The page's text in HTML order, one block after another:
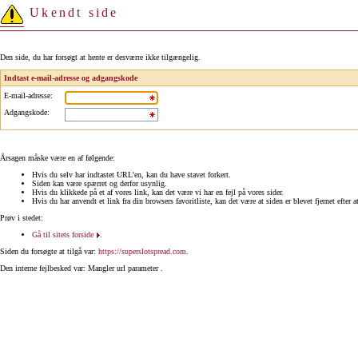
Ukendt side
Den side, du har forsøgt at hente er desværre ikke tilgængelig.
Indtast e-mail-adresse og adgangskode
E-mail-adresse:
Adgangskode:
Årsagen måske være en af følgende:
Hvis du selv har indtastet URL'en, kan du have stavet forkert.
Siden kan være spærret og derfor usynlig.
Hvis du klikkede på et af vores link, kan det være vi har en fejl på vores sider.
Hvis du har anvendt et link fra din browsers favoritliste, kan det være at siden er blevet fjernet efter
Prøv i stedet:
Gå til sitets forside
Siden du forsøgte at tilgå var: https://superslotspread.com
Den interne fejlbesked var: Mangler url parameter .